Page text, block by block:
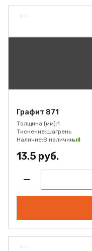
Графит 871
Толщина (мм):1
Тиснение:Шагрень
Наличие:В наличии
13.5 руб.